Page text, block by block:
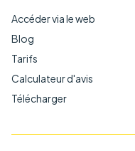
Accéder via le web
Blog
Tarifs
Calculateur d'avis
Télécharger